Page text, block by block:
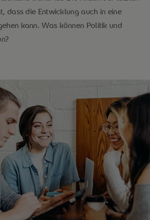
dass die Entwicklung auch in eine
kann. Was können Politik und